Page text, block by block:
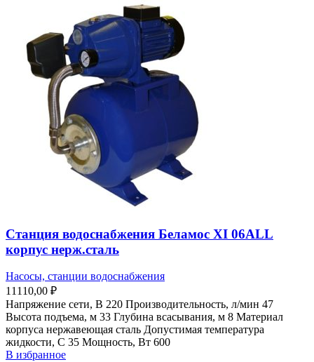
Станция водоснабжения Беламос XI 06ALL
корпус нерж.сталь
Насосы, станции водоснабжения
11110,00 ₽
Напряжение сети, В 220 Производительность, л/мин 47
Высота подъема, м 33 Глубина всасывания, м 8 Материал
корпуса нержавеющая сталь Допустимая температура
жидкости, С 35 Мощность, Вт 600
В избранное